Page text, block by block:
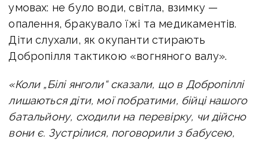
умовах: не було води, світла, взимку —
опалення, бракувало їжі та медикаментів.
Діти слухали, як окупанти стирають
Добропілля тактикою «вогняного валу».
«Коли „Білі янголи“ сказали, що в Добропіллі
лишаються діти, мої побратими, бійці нашого
батальйону, сходили на перевірку, чи дійсно
вони є. Зустрілися, поговорили з бабусею,